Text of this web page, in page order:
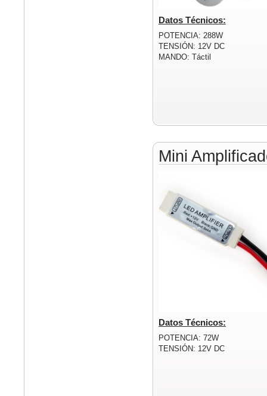
Datos Técnicos:
POTENCIA: 288W
TENSIÓN: 12V DC
MANDO: Táctil
Mini
Datos Técnicos:
POTENCIA: 72W
TENSIÓN: 12V DC